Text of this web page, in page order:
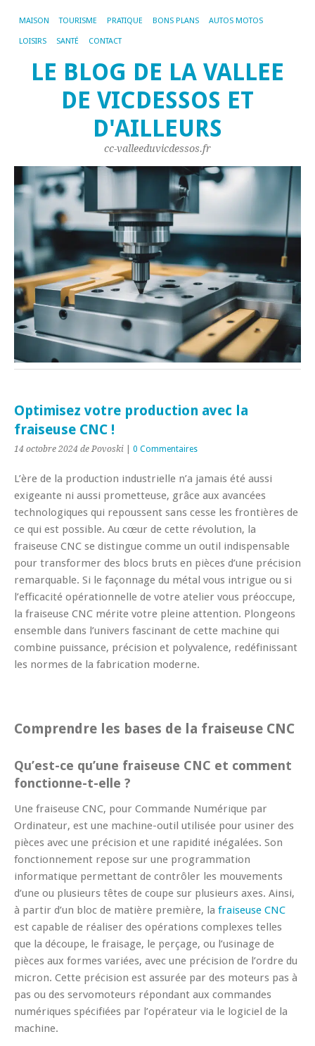
MAISON TOURISME PRATIQUE BONS PLANS AUTOS MOTOS
LOISIRS SANTÉ CONTACT
LE BLOG DE LA VALLEE
DE VICDESSOS ET
D'AILLEURS
cc-valleeduvicdessos.fr
Optimisez votre production avec la
fraiseuse CNC !
14 octobre 2024 de Povoski 0 Commentaires
L’ère de la production industrielle n’a jamais été aussi
exigeante ni aussi prometteuse, grâce aux avancées
technologiques qui repoussent sans cesse les frontières de
ce qui est possible. Au cœur de cette révolution, la
fraiseuse CNC se distingue comme un outil indispensable
pour transformer des blocs bruts en pièces d’une précision
remarquable. Si le façonnage du métal vous intrigue ou si
l’efficacité opérationnelle de votre atelier vous préoccupe,
la fraiseuse CNC mérite votre pleine attention. Plongeons
ensemble dans l’univers fascinant de cette machine qui
combine puissance, précision et polyvalence, redéfinissant
les normes de la fabrication moderne.
Comprendre les bases de la fraiseuse CNC
Qu’est-ce qu’une fraiseuse CNC et comment
fonctionne-t-elle ?
Une fraiseuse CNC, pour Commande Numérique par
Ordinateur, est une machine-outil utilisée pour usiner des
pièces avec une précision et une rapidité inégalées. Son
fonctionnement repose sur une programmation
informatique permettant de contrôler les mouvements
d’une ou plusieurs têtes de coupe sur plusieurs axes. Ainsi,
à partir d’un bloc de matière première, la fraiseuse CNC
est capable de réaliser des opérations complexes telles
que la découpe, le fraisage, le perçage, ou l’usinage de
pièces aux formes variées, avec une précision de l’ordre du
micron. Cette précision est assurée par des moteurs pas à
pas ou des servomoteurs répondant aux commandes
numériques spécifiées par l’opérateur via le logiciel de la
machine.